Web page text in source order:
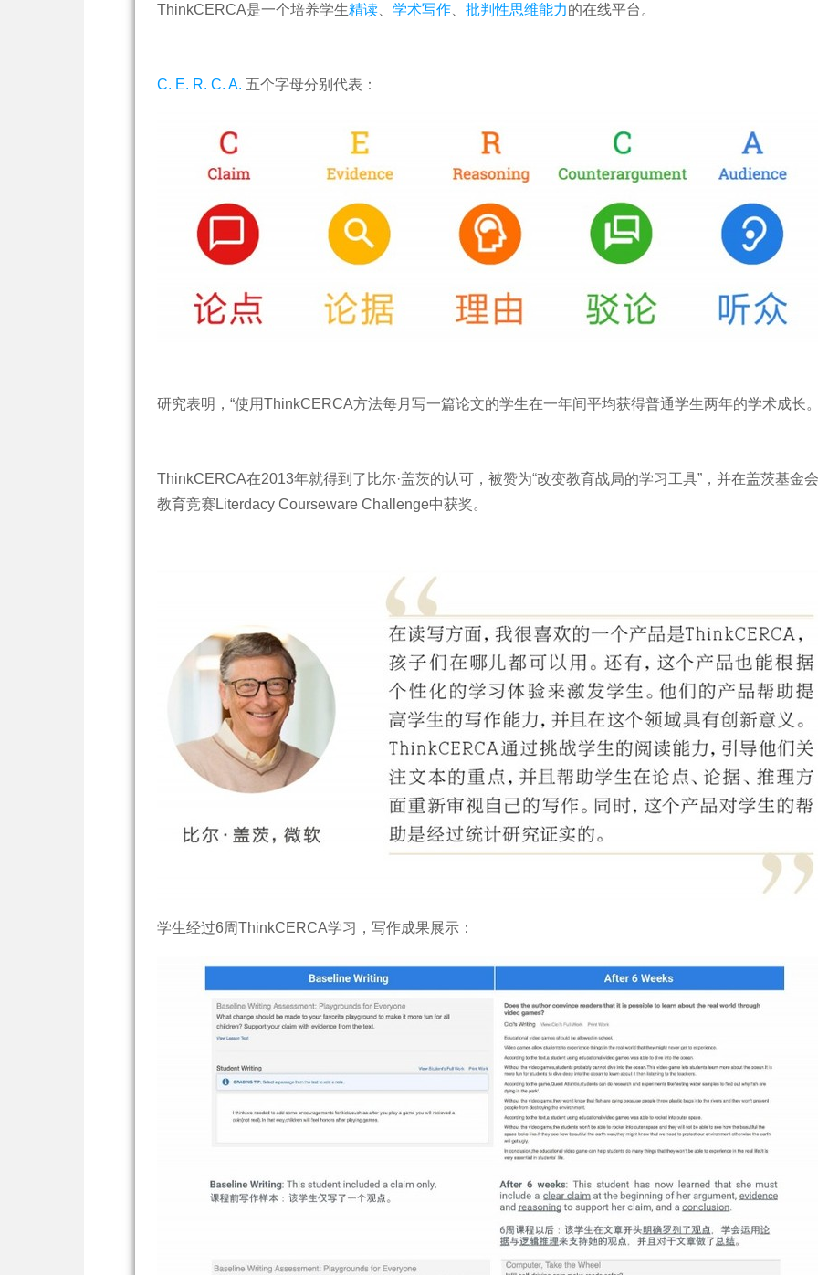
ThinkCERCA是一个培养学生精读 学术写作 批判性思维能力的在线平台。
C. E. R. C. A. 五个字母分别代表：
研究表明，“使用ThinkCERCA方法每月写一篇论文的学生在一年间平均获得普通学生两年的学术成长
ThinkCERCA在2013年就得到了比尔·盖茨的认可，被赞为“改变教育战局的学习工具”，并在盖茨基金
教育竞赛Literdacy Courseware Challenge中获奖。
学生经过6周ThinkCERCA学习，写作成果展示：